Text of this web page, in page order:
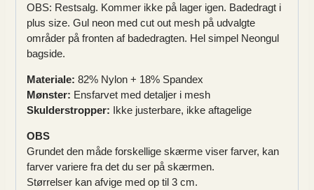
OBS: Restsalg. Kommer ikke på lager igen. Badedragt i
plus size. Gul neon med cut out mesh på udvalgte
områder på fronten af badedragten. Hel simpel Neongul
bagside.
Materiale: 82% Nylon + 18% Spandex
Mønster: Ensfarvet med detaljer i mesh
Skulderstropper: Ikke justerbare, ikke aftagelige
OBS
Grundet den måde forskellige skærme viser farver, kan
farver variere fra det du ser på skærmen.
Størrelser kan afvige med op til 3 cm.